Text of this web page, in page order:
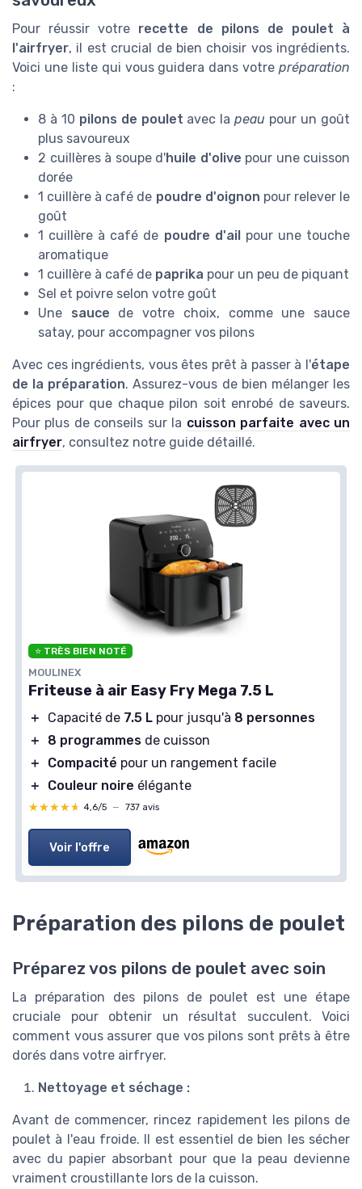
Pour réussir votre recette de pilons de poulet à
l'airfryer, il est crucial de bien choisir vos ingrédients.
Voici une liste qui vous guidera dans votre préparation
:
8 à 10 pilons de poulet avec lapeau pour un goût
plus savoureux
2 cuillères à soupe d'huile d'olive pour une cuisson
dorée
1 cuillère à café de poudre d'oignon pour relever le
goût
1 cuillère à café de poudre d'ailpour une touche
aromatique
1 cuillère à café de paprika pour un peu de piquant
Sel et poivre selon votre goût
Une sauce de votre choix, comme une sauce
satay, pour accompagner vos pilons
Avec ces ingrédients, vous êtes prêt à passer à l'étape
de la préparation. Assurez-vous de bien mélanger les
épices pour que chaque pilon soit enrobé de saveurs.
Pour plus de conseils sur la cuisson parfaite avec un
airfryer, consultez notre guide détaillé.
⭐ TRÈS BIEN NOTÉ
MOULINEX
Friteuse à air Easy Fry Mega 7.5 L
＋ Capacité de 7.5 L pour jusqu'à 8 personnes
＋
8 programmes de cuisson
＋
Compacité pour un rangement facile
＋
Couleur noire élégante
★★★★★
★★★★★ 4,6/5 — 737 avis
Voir l'offre
Préparation des pilons de poulet
Préparez vos pilons de poulet avec soin
La préparation des pilons de poulet est une étape
cruciale pour obtenir un résultat succulent. Voici
comment vous assurer que vos pilons sont prêts à être
dorés dans votre airfryer.
Nettoyage et séchage :
Avant de commencer, rincez rapidement les pilons de
poulet à l'eau froide. Il est essentiel de bien les sécher
avec du papier absorbant pour que la peau devienne
vraiment croustillante lors de la cuisson.